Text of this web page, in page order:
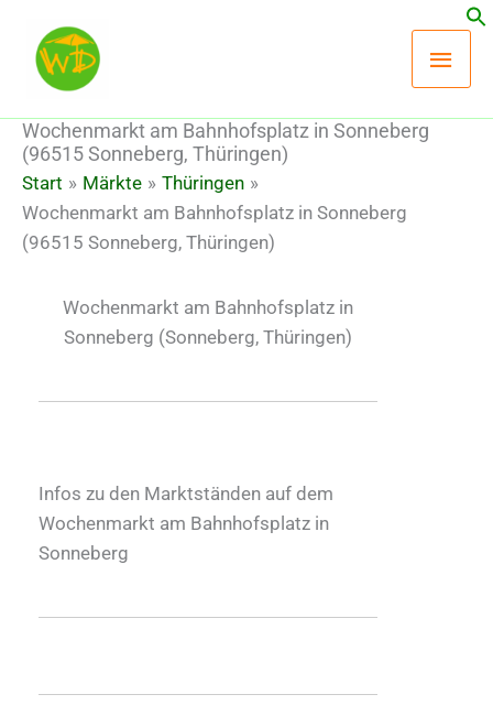
Inhalt
springen
Wochenmarkt am Bahnhofsplatz in Sonneberg
(96515 Sonneberg, Thüringen)
Start Märkte
Thüringen
Wochenmarkt am Bahnhofsplatz in Sonneberg
(96515 Sonneberg, Thüringen)
Wochenmarkt am Bahnhofsplatz in
Sonneberg (Sonneberg, Thüringen)
Infos zu den Marktständen auf dem
Wochenmarkt am Bahnhofsplatz in
Sonneberg